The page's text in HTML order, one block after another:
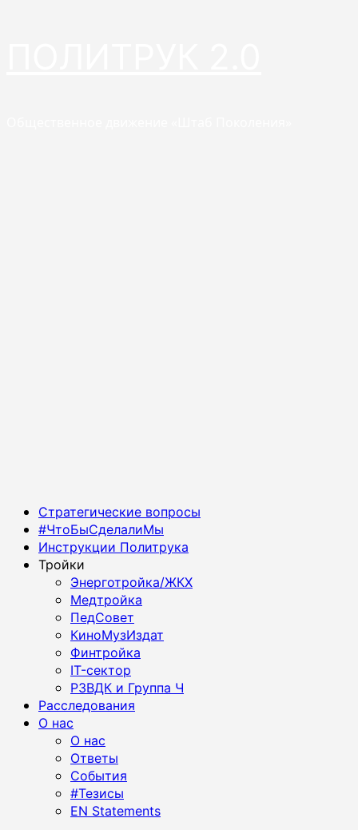
Основное
меню
Стратегические вопросы
#ЧтоБыСделалиМы
Инструкции Политрука
Тройки
Энерготройка/ЖКХ
Медтройка
ПедСовет
КиноМузИздат
Финтройка
IT-сектор
РЗВДК и Группа Ч
Расследования
О нас
О нас
Ответы
События
#Тезисы
EN Statements